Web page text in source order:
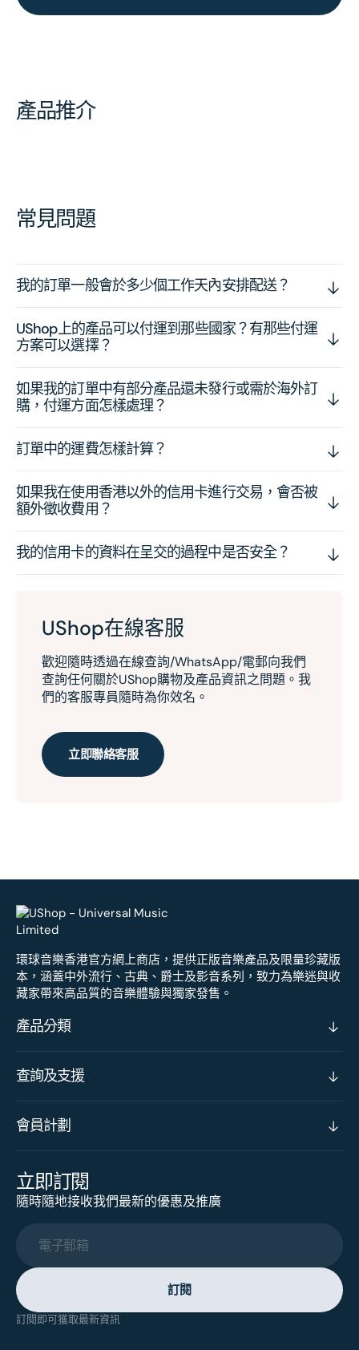
產品推介
常見問題
我的訂單一般會於多少個工作天內安排配送？
UShop上的產品可以付運到那些國家？有那些付運
方案可以選擇？
如果我的訂單中有部分產品還未發行或需於海外訂
購，付運方面怎樣處理？
訂單中的運費怎樣計算？
如果我在使用香港以外的信用卡進行交易，會否被
額外徵收費用？
我的信用卡的資料在呈交的過程中是否安全？
UShop在線客服
歡迎隨時透過在線查詢/WhatsApp/電郵向我們
查詢任何關於UShop購物及產品資訊之問題。我
們的客服專員隨時為你效名。
立即聯絡客服
環球音樂香港官方網上商店，提供正版音樂產品及限量珍藏版
本，涵蓋中外流行、古典、爵士及影音系列，致力為樂迷與收
藏家帶來高品質的音樂體驗與獨家發售。
產品分類
查詢及支援
會員計劃
立即訂閱
隨時隨地接收我們最新的優惠及推廣
電子郵箱
訂閱
訂閱即可獲取最新資訊